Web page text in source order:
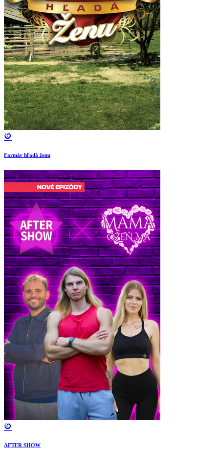
Farmár hľadá ženu
AFTER SHOW